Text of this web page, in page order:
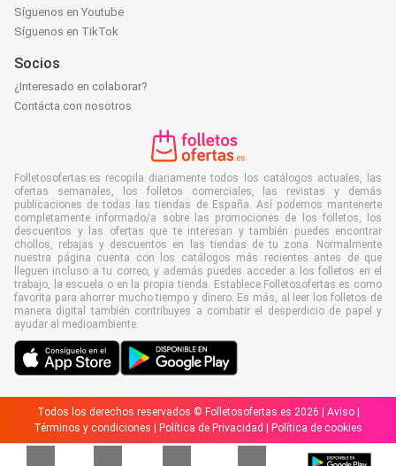
Síguenos en Youtube
Síguenos en TikTok
Socios
¿Interesado en colaborar?
Contácta con nosotros
Folletosofertas.es recopila diariamente todos los catálogos actuales, las
ofertas semanales, los folletos comerciales, las revistas y demás
publicaciones de todas las tiendas de España. Así podemos mantenerte
completamente informado/a sobre las promociones de los folletos, los
descuentos y las ofertas que te interesan y también puedes encontrar
chollos, rebajas y descuentos en las tiendas de tu zona. Normalmente
nuestra página cuenta con los catálogos más recientes antes de que
lleguen incluso a tu correo, y además puedes acceder a los folletos en el
trabajo, la escuela o en la propia tienda. Establece Folletosofertas.es como
favorita para ahorrar mucho tiempo y dinero. Es más, al leer los folletos de
manera digital también contribuyes a combatir el desperdicio de papel y
ayudar al medioambiente.
Todos los derechos reservados © Folletosofertas.es 2026 | Aviso|
Términos y condiciones
Política de Privacidad Política de cookies